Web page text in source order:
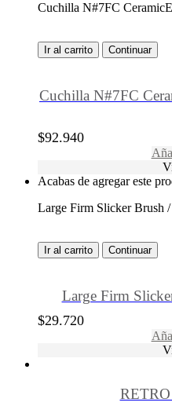
Cuchilla N#7FC
Ir al carrito Continuar
Cuchilla N#7FC
$92.940
Acabas de agregar este
Large Firm Slicker Brush
Ir al carrito Continuar
Large Firm
$29.720